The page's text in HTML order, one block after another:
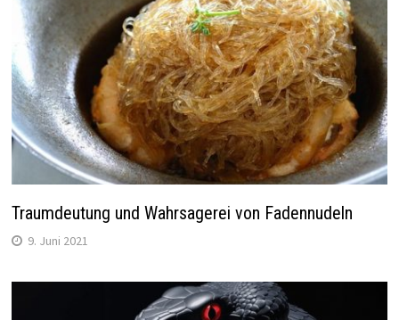
Traumdeutung und Wahrsagerei von Fadennudeln
9. Juni 2021